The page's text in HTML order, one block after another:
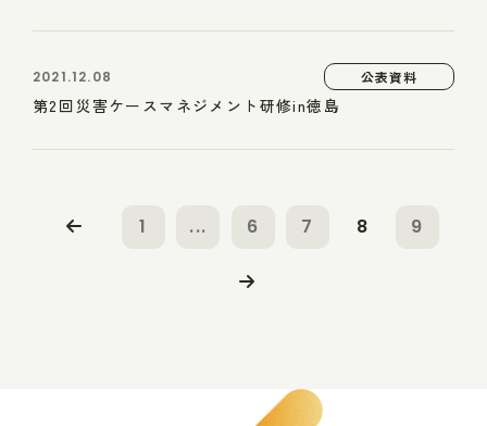
2021.12.08 公表資料
第2回災害ケースマネジメント研修in徳島
1 ... 6 7 8 9